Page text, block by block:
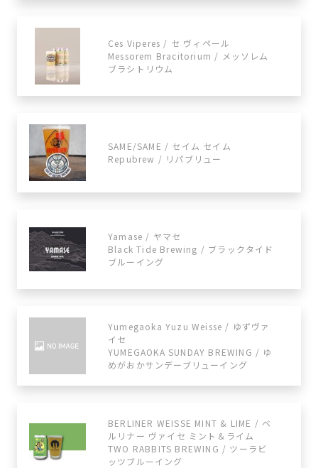
Ces Viperes / セ ヴィペール
Messorem Bracitorium / メッソレム
ブラシトリウム
SAME/SAME / セイム セイム
Repubrew / リパブリュー
Yamase / ヤマセ
Black Tide Brewing / ブラックタイド
ブルーイング
Yumegaoka Yuzu Weisse / ゆずヴァ
イセ
YUMEGAOKA SUNDAY BREWING / ゆ
めがおかサンデーブリューイング
BERLINER WEISSE MINT & LIME / ベ
ルリナー ヴァイセ ミント＆ライム
TWO RABBITS BREWING / ツーラビ
ッツブルーイング